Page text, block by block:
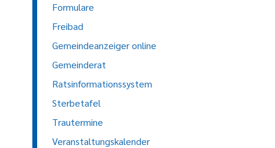
Formulare
Freibad
Gemeindeanzeiger online
Gemeinderat
Ratsinformationssystem
Sterbetafel
Trautermine
Veranstaltungskalender